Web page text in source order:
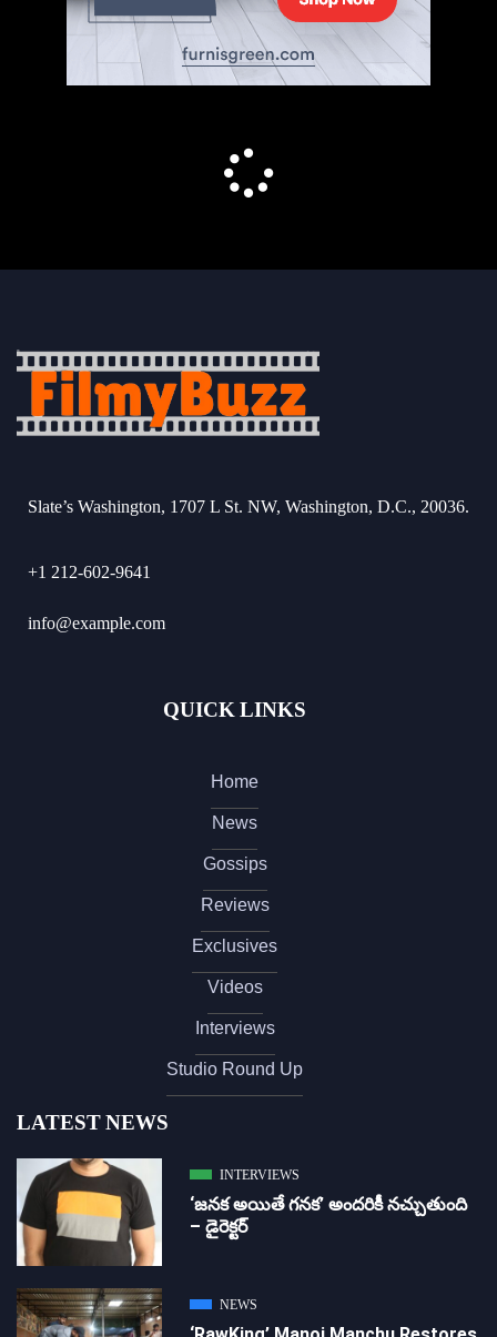
Slate’s Washington, 1707 L St. NW, Washington, D.C., 20036.
+1 212-602-9641
info@example.com
QUICK LINKS
Home
News
Gossips
Reviews
Exclusives
Videos
Interviews
Studio Round Up
LATEST NEWS
INTERVIEWS
‘జ‌న‌క అయితే గ‌న‌క‌’ అందరికీ నచ్చుతుంది
– డైరెక్ట‌ర్
NEWS